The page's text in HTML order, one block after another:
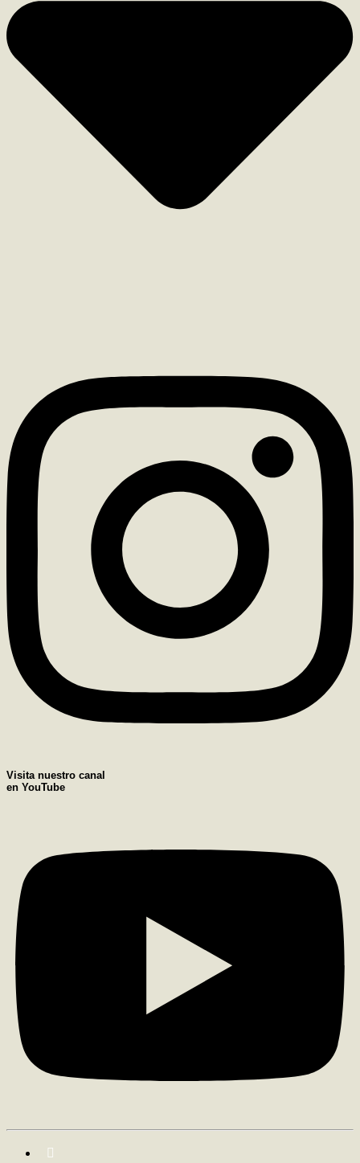
Visita nuestro canal
en YouTube